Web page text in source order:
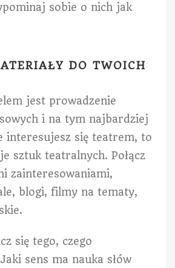
sobie o nich jak
DO TWOICH
jest prowadzenie
i na tym najbardziej
interesujesz się teatrem, to
sztuk teatralnych. Połącz
zainteresowaniami,
blogi, filmy na tematy,
się tego, czego
sens ma nauka słów